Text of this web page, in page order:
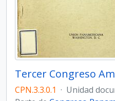
CPN.3.3.0.1 · Unidad